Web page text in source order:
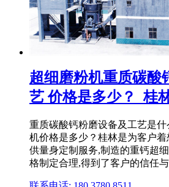
超细磨粉机重质碳酸
艺 价格是多少？_桂
重质碳酸钙粉磨设备及工艺是
机价格是多少？桂林是为客户
供量身定制服务,制造的重钙超
格制定合理,得到了客户的信任与